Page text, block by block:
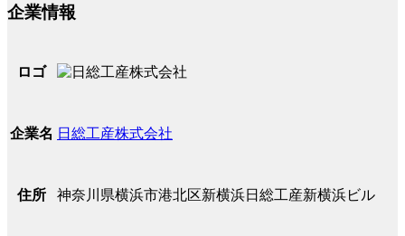
企業情報
ロゴ
企業名 日総工産株式会社
住所 神奈川県横浜市港北区新横浜日総工産新横浜ビル